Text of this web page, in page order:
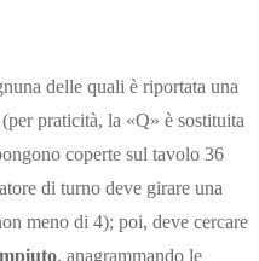
delle quali è riportata una
praticità, la «Q» è sostituita
coperte sul tavolo 36
di turno deve girare una
meno di 4); poi, deve cercare
, anagrammando le